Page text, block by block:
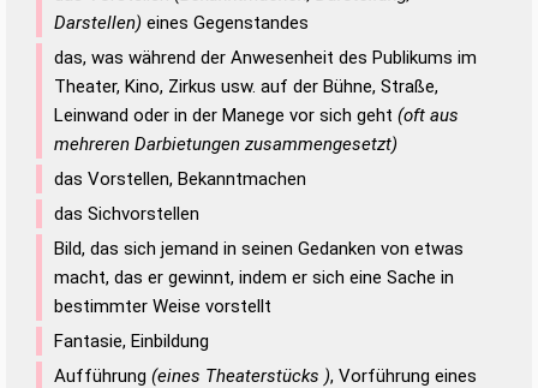
Darstellen) eines Gegenstandes
das, was während der Anwesenheit des Publikums im
Theater, Kino, Zirkus usw. auf der Bühne, Straße,
Leinwand oder in der Manege vor sich geht (oft aus
mehreren Darbietungen zusammengesetzt)
das Vorstellen, Bekanntmachen
das Sichvorstellen
Bild, das sich jemand in seinen Gedanken von etwas
macht, das er gewinnt, indem er sich eine Sache in
bestimmter Weise vorstellt
Fantasie, Einbildung
Aufführung (eines Theaterstücks ), Vorführung eines